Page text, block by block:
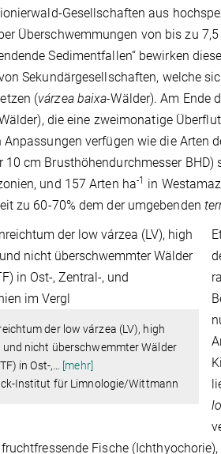
Gesellschaften aus
Überschwemmungen von bis zu
Sedimentfallen“ bewirken
Sekundärgesellschaften, welche
(várzea baixa-Wälder). Am Ende
die eine zweimonatige
Anpassungen verfügen wie die Arten
10 cm Brusthöhendurchmesser BHD)
und 157 Arten ha-1 in
zu 60-70% dem der umgebenden
der low várzea (LV), high
und nicht überschwemmter Wälder
in Ost-,
[mehr]
Institut für Limnologie/Wittmann
Fische